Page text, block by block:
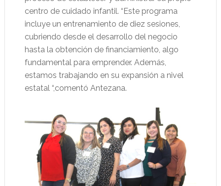
centro de cuidado infantil. “Este programa
incluye un entrenamiento de diez sesiones,
cubriendo desde el desarrollo del negocio
hasta la obtención de financiamiento, algo
fundamental para emprender. Además,
estamos trabajando en su expansión a nivel
estatal “,comentó Antezana.